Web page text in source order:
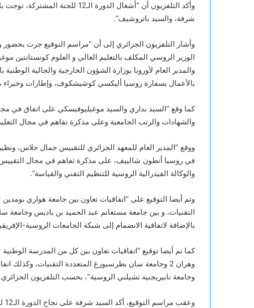
شرفة، والسيد باتروشيف”.
وأشار التلفزيون الجزائري إلى أن “مراسم التوقيع جرت بحضور
الوزير الروسي المكلف بالتعليم العالي و العلوم كونستانتين
والمدير العام لأوروبا بوزارة الشؤون الخارجية والجالية
بالأعمال بسفارة روسيا أليكسي كوشيشكوف، وإطارات وخبراء
كما وقع “السيد بداري والسيد موغيليوفيسكي على اتفاق في
والشهادات والرتب الجامعية وعلى مذكرة تفاهم في مجال
ووقع “المدير العام للمعهد الجزائري للتقييس جمال حلاس،
في روسيا أنطون شالييف، على مذكرة تفاهم في مجال التقييس
والوكالة الفيدرالية الروسية للتنظيم التقني والقياسة”.
وتم أيضا التوقيع على “اتفاقيات تعاون بين جامعة هواري
التقنيات، و بين جامعة مستغانم عبد الحميد بن باديس وجامعة
بالإضافة لاتفاقية الانضمام إلى شبكة الجامعات الروسية-
وهران 2 وجامعة سان بطرسبورغ المتعددة التقنيات، وكذلك
وجامعة نابيريجنيه تشيلني الروسية”، بحسب التلفزيون الحزائري.